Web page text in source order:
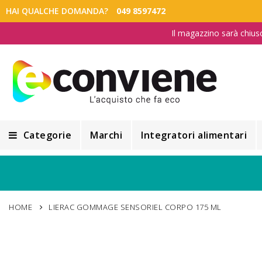
HAI QUALCHE DOMANDA? 049 8597472
Il magazzino sarà
Categorie
Alimentazione e Dietetica
Marchi Integratori alimentari
HOME LIERAC GOMMAGE SENSORIEL CORPO 175 ML